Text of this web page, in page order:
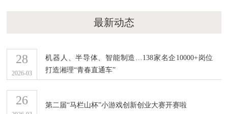
最新动态
28
2026-03
机器人、半导体、智能制造…138家名企10000+岗位
打造湘理“青春直通车”
26 第二届“马栏山杯”小游戏创新创业大赛开赛啦